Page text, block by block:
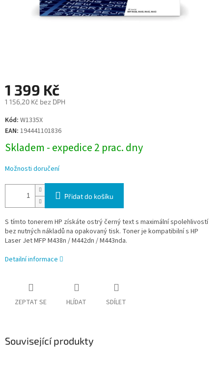
1 399 Kč
1 156,20 Kč bez DPH
Měrná
cena:
Kód: W1335X
EAN: 194441101836
Skladem - expedice 2 prac. dny
Možnosti doručení
Přidat do košíku
S tímto tonerem HP získáte ostrý černý text s maximální spolehlivostí
bez nutných nákladů na opakovaný tisk. Toner je kompatibilní s HP
Laser Jet MFP M438n / M442dn / M443nda.
Detailní informace
ZEPTAT SE HLÍDAT SDÍLET
Související produkty